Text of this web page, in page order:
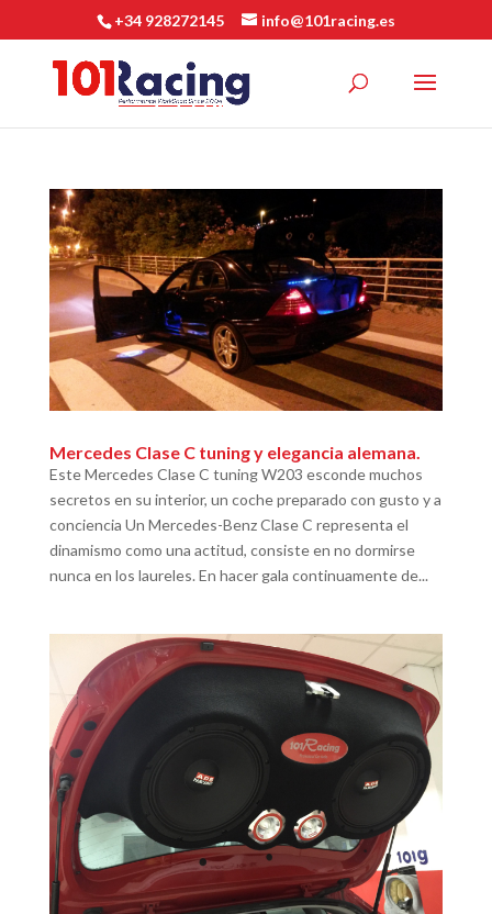
+34 928272145 info@101racing.es
Mercedes Clase C tuning y elegancia alemana.
Este Mercedes Clase C tuning W203 esconde muchos
secretos en su interior, un coche preparado con gusto y a
conciencia Un Mercedes-Benz Clase C representa el
dinamismo como una actitud, consiste en no dormirse
nunca en los laureles. En hacer gala continuamente de...